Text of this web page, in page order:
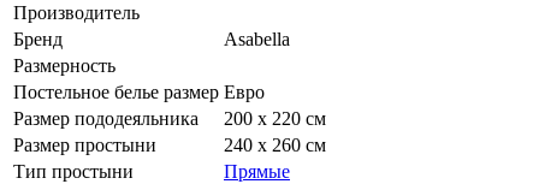
Производитель
Бренд
Asabella
Размерность
Постельное белье размер Евро
Размер пододеяльника
200 х 220 см
Размер простыни
240 х 260 см
Тип простыни
Прямые